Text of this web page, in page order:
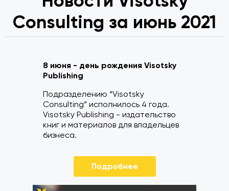
Consulting за июнь 2021
8 июня - день рождения Visotsky
Publishing
Подразделению “Visotsky
Consulting” исполнилось 4 года.
Visotsky Publishing - издательство
книг и материалов для владельцев
бизнеса.
Подробнее